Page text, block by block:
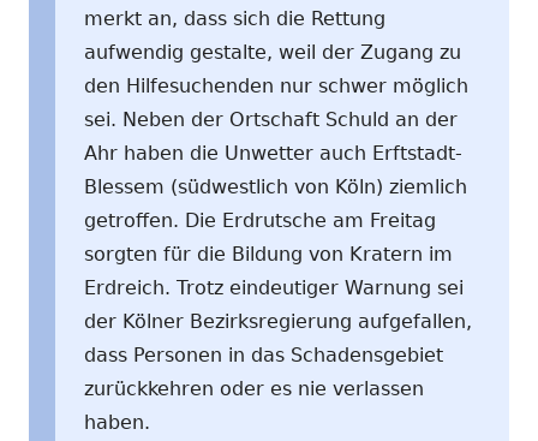
merkt an, dass sich die Rettung
aufwendig gestalte, weil der Zugang zu
den Hilfesuchenden nur schwer möglich
sei. Neben der Ortschaft Schuld an der
Ahr haben die Unwetter auch Erftstadt-
Blessem (südwestlich von Köln) ziemlich
getroffen. Die Erdrutsche am Freitag
sorgten für die Bildung von Kratern im
Erdreich. Trotz eindeutiger Warnung sei
der Kölner Bezirksregierung aufgefallen,
dass Personen in das Schadensgebiet
zurückkehren oder es nie verlassen
haben.